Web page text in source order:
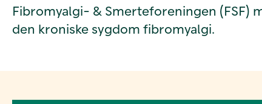
Foreningen
Kontakt
os
Fibromyalgi- & Smerteforeningen (FSF)
den kroniske sygdom fibromyalgi.